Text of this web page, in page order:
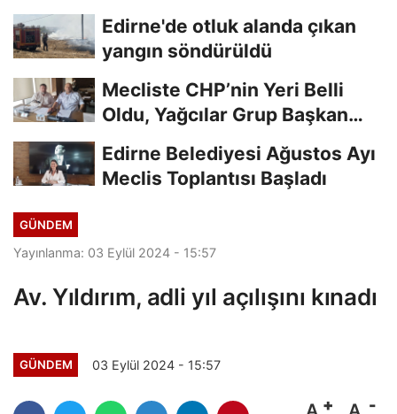
Edirne'de otluk alanda çıkan
yangın söndürüldü
Mecliste CHP’nin Yeri Belli
Oldu, Yağcılar Grup Başkan
Edirne Belediyesi Ağustos Ayı
Meclis Toplantısı Başladı
GÜNDEM
Yayınlanma: 03 Eylül 2024 - 15:57
Av. Yıldırım, adli yıl açılışını kınadı
GÜNDEM 03 Eylül 2024 - 15:57